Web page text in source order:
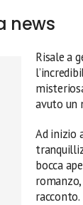
news
Risale a
avuto un
Ad inizio
bocca
racconto.